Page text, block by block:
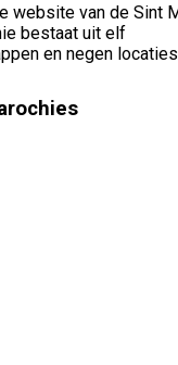
website van de Sint
bestaat uit elf
en negen